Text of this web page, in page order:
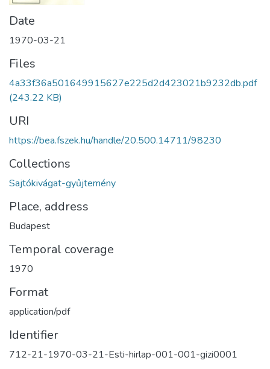
Date
1970-03-21
Files
4a33f36a501649915627e225d2d423021b9232db.pdf
(243.22 KB)
URI
https://bea.fszek.hu/handle/20.500.14711/98230
Collections
Sajtókivágat-gyűjtemény
Place, address
Budapest
Temporal coverage
1970
Format
application/pdf
Identifier
712-21-1970-03-21-Esti-hirlap-001-001-gizi0001